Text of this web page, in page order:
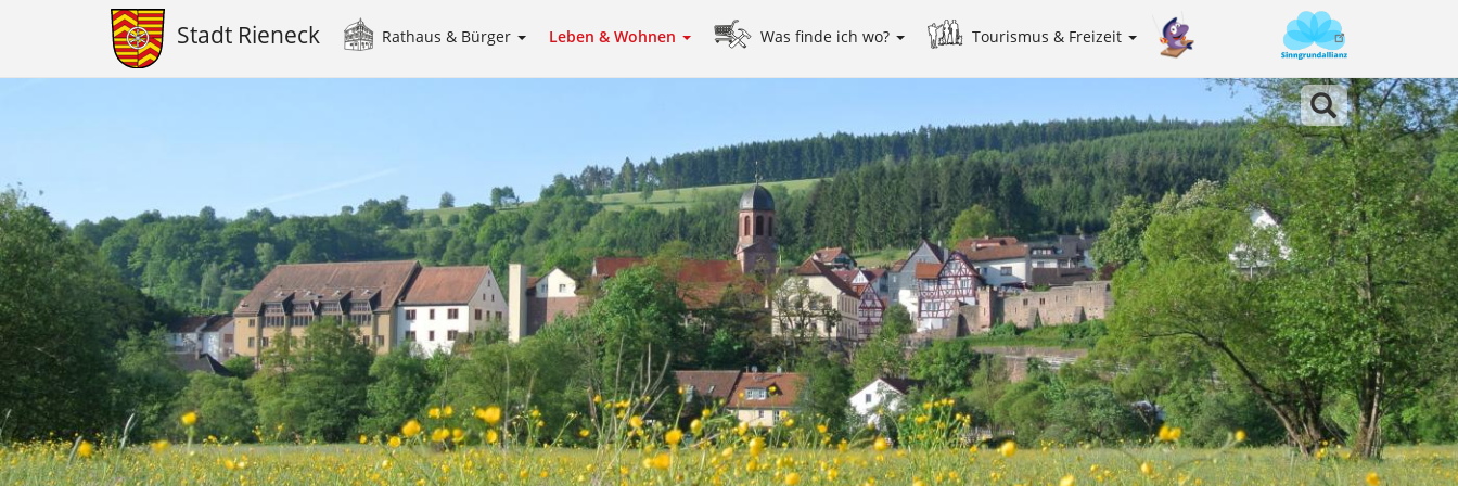
Stadt Rieneck
Main
navigation
Rathaus & Bürger Leben & Wohnen Was finde ich wo? Tourismus & Freizeit
Meta
navigation
Sinngrundallianz